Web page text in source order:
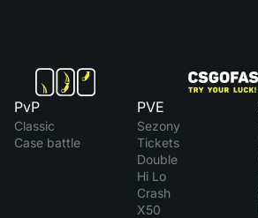
PvP
Classic
Case battle
PVE
Sezony
Tickets
Double
Hi Lo
Crash
X50